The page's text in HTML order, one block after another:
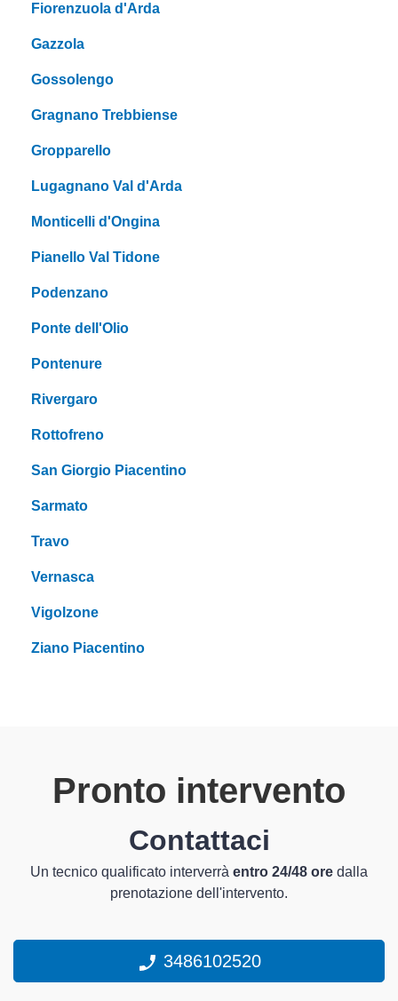
Fiorenzuola d'Arda
Gazzola
Gossolengo
Gragnano Trebbiense
Gropparello
Lugagnano Val d'Arda
Monticelli d'Ongina
Pianello Val Tidone
Podenzano
Ponte dell'Olio
Pontenure
Rivergaro
Rottofreno
San Giorgio Piacentino
Sarmato
Travo
Vernasca
Vigolzone
Ziano Piacentino
Pronto intervento
Contattaci
Un tecnico qualificato interverrà entro 24/48 ore dalla
prenotazione dell'intervento.
3486102520